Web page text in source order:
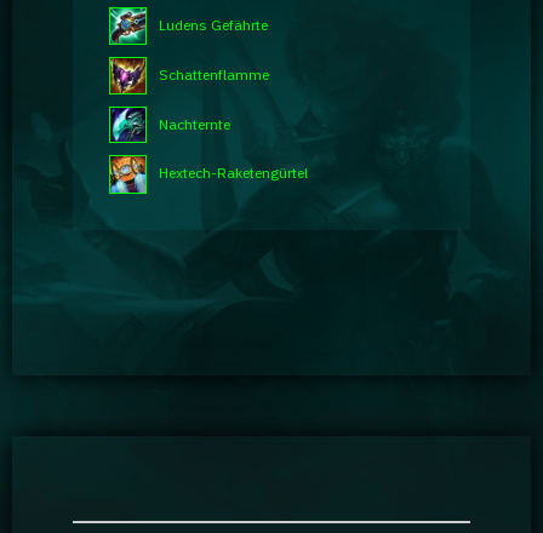
Ludens Gefährte
Schattenflamme
Nachternte
Hextech-Raketengürtel